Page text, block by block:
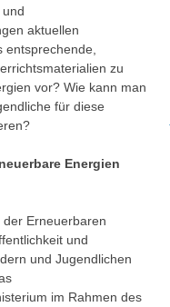
aktuellen
entsprechende,
zu
vor? Wie kann man
für diese
Energien
der Erneuerbaren
und
und Jugendlichen
im Rahmen des